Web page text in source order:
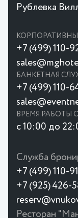
Рублевка
+7 (499) 110-
БАНКЕТНАЯ
+7 (499) 110-
ВРЕМЯ
с 10:00 до
Служба
+7 (499) 110-
+7 (925) 426-
Ресторан